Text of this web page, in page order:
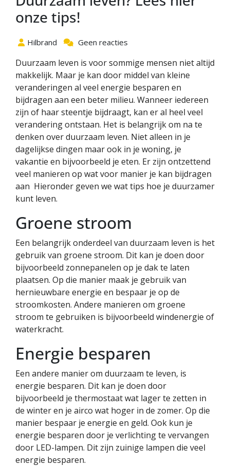
onze tips!
Hilbrand Geen reacties
Duurzaam leven is voor sommige mensen niet altijd
makkelijk. Maar je kan door middel van kleine
veranderingen al veel energie besparen en
bijdragen aan een beter milieu. Wanneer iedereen
zijn of haar steentje bijdraagt, kan er al heel veel
verandering ontstaan. Het is belangrijk om na te
denken over duurzaam leven. Niet alleen in je
dagelijkse dingen maar ook in je woning, je
vakantie en bijvoorbeeld je eten. Er zijn ontzettend
veel manieren op wat voor manier je kan bijdragen
aan Hieronder geven we wat tips hoe je duurzamer
kunt leven.
Groene stroom
Een belangrijk onderdeel van duurzaam leven is het
gebruik van groene stroom. Dit kan je doen door
bijvoorbeeld zonnepanelen op je dak te laten
plaatsen. Op die manier maak je gebruik van
hernieuwbare energie en bespaar je op de
stroomkosten. Andere manieren om groene
stroom te gebruiken is bijvoorbeeld windenergie of
waterkracht.
Energie besparen
Een andere manier om duurzaam te leven, is
energie besparen. Dit kan je doen door
bijvoorbeeld je thermostaat wat lager te zetten in
de winter en je airco wat hoger in de zomer. Op die
manier bespaar je energie en geld. Ook kun je
energie besparen door je verlichting te vervangen
door LED-lampen. Dit zijn zuinige lampen die veel
energie besparen.